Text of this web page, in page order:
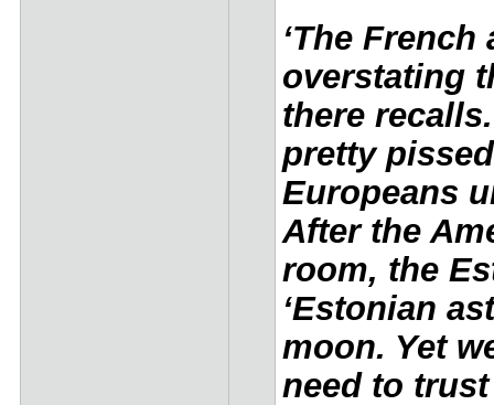
‘The
overstating
there
pretty
Europeans
After the
room, the
‘Estonian
moon. Yet
need to